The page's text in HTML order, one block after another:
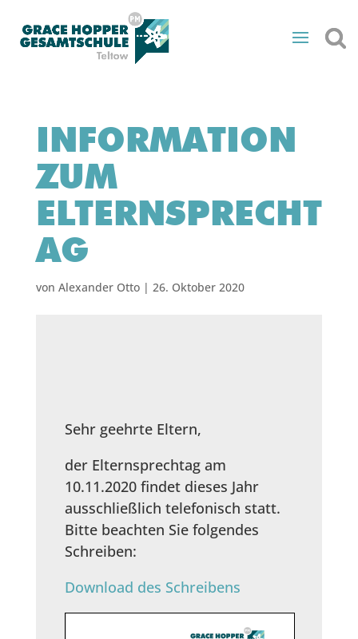
INFORMATION
ZUM
ELTERNSPRECHT
AG
von Alexander Otto| 26. Oktober 2020
Sehr geehrte Eltern,
der Elternsprechtag am
10.11.2020 findet dieses Jahr
ausschließlich telefonisch statt.
Bitte beachten Sie folgendes
Schreiben:
Download des Schreibens